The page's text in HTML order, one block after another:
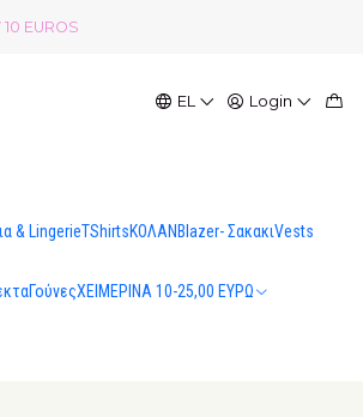
EL Login
& LingerieTShirtsΚΟΛΑΝ Blazer- ΣακακιVests
ΓούνεςΧΕΙΜΕΡΙΝΑ 10-25,00 ΕΥΡΩ
EUROS